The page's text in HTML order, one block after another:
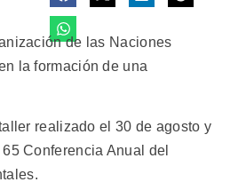
de las Naciones
la formación de una
realizado el 30 de agosto y
Conferencia Anual del